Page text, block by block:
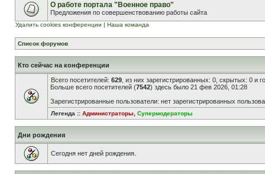
О работе портала "Военное право"
Предложения по совершенствованию работы сайта
Удалить cookies конференции | Наша команда
Список форумов
Кто сейчас на конференции
Всего посетителей: 629 , из них зарегистрированных: 0, скрытых: 0 и
Больше всего посетителей (7542) здесь было 21 фев 2026, 01:28
Зарегистрированные пользователи: нет зарегистрированных
Легенда :: Администраторы Супермодераторы
Дни рождения
Сегодня нет дней рождения.